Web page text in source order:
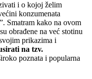
i o kojoj želim
konzumenata
Smatram kako na ovom
obrađene na već stotinu
prikazima i
na tzv.
poznata i popularna